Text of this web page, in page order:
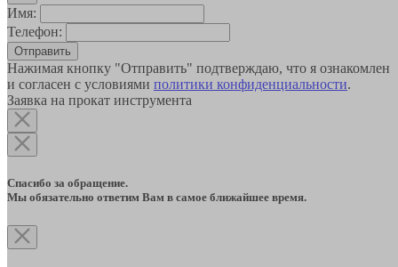
Имя:
Телефон:
Отправить
Нажимая кнопку "Отправить" подтверждаю, что я ознакомлен
и согласен с условиями политики конфиденциальности.
Заявка на прокат инструмента
Спасибо за обращение.
Мы обязательно ответим Вам в самое ближайшее время.